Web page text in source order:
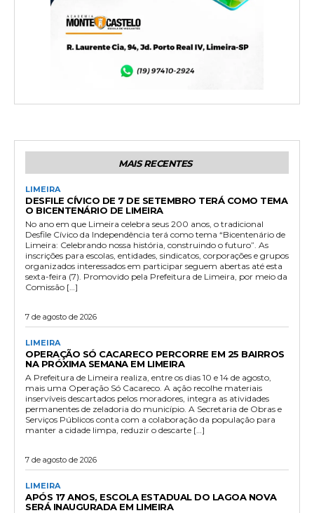
MAIS RECENTES
LIMEIRA
DESFILE CÍVICO DE 7 DE SETEMBRO TERÁ COMO TEMA
O BICENTENÁRIO DE LIMEIRA
No ano em que Limeira celebra seus 200 anos, o tradicional
Desfile Cívico da Independência terá como tema “Bicentenário de
Limeira: Celebrando nossa história, construindo o futuro”. As
inscrições para escolas, entidades, sindicatos, corporações e grupos
organizados interessados em participar seguem abertas até esta
sexta-feira (7). Promovido pela Prefeitura de Limeira, por meio da
Comissão […]
7 de agosto de 2026
LIMEIRA
OPERAÇÃO SÓ CACARECO PERCORRE EM 25 BAIRROS
NA PRÓXIMA SEMANA EM LIMEIRA
A Prefeitura de Limeira realiza, entre os dias 10 e 14 de agosto,
mais uma Operação Só Cacareco. A ação recolhe materiais
inservíveis descartados pelos moradores, integra as atividades
permanentes de zeladoria do município. A Secretaria de Obras e
Serviços Públicos conta com a colaboração da população para
manter a cidade limpa, reduzir o descarte […]
7 de agosto de 2026
LIMEIRA
APÓS 17 ANOS, ESCOLA ESTADUAL DO LAGOA NOVA
SERÁ INAUGURADA EM LIMEIRA